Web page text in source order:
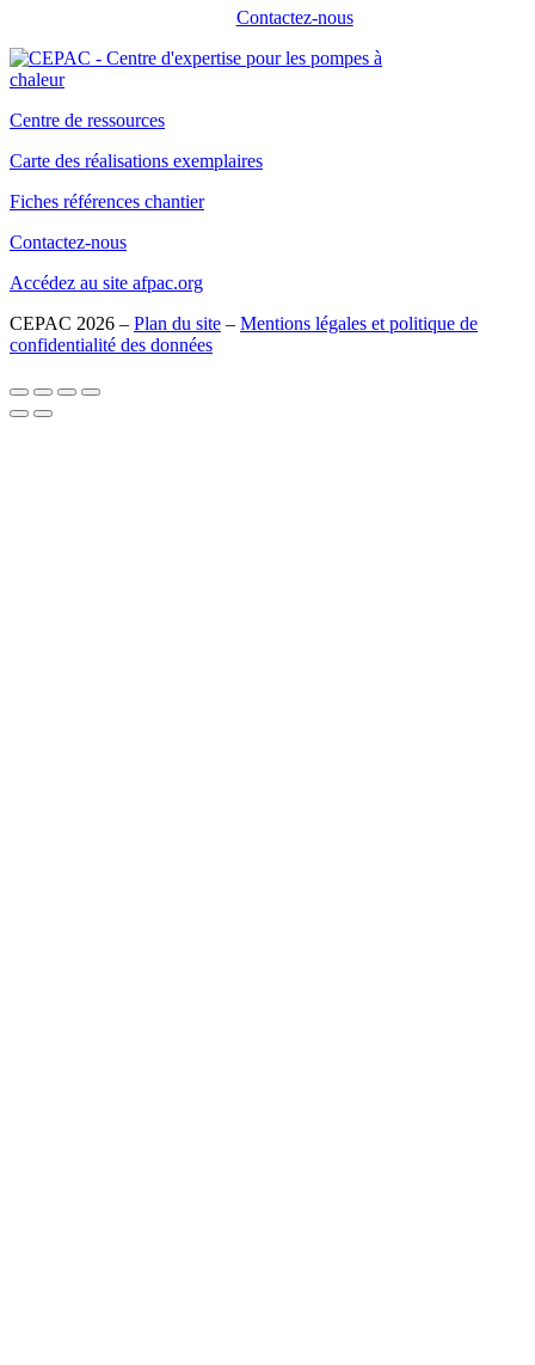
Contactez-nous
Centre de ressources
Carte des réalisations exemplaires
Fiches références chantier
Contactez-nous
Accédez au site afpac.org
CEPAC 2026 – Plan du site – Mentions légales et politique de
confidentialité des données